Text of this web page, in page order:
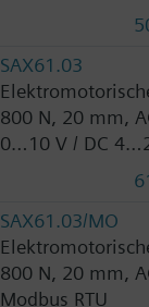
SAX61.03
800 N, 20 mm,
0…10 V / DC
SAX61.03/MO
800 N, 20 mm,
Modbus RTU